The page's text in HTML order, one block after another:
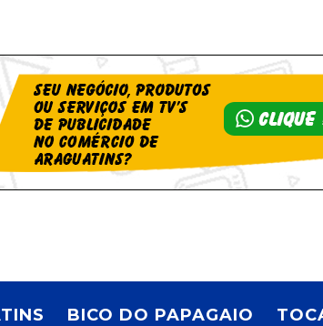
BICO DO PAPAGAIO